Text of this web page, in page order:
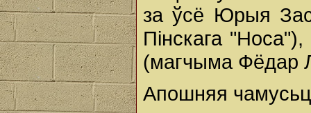
за ўсё Юрыя
Пінскага
(магчыма Фёдар
Апошняя